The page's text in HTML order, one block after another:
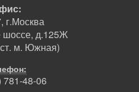
г.Москва
шоссе, д.125Ж
м. Южная)
781-48-06